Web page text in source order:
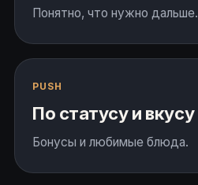
Понятно, что нужно дальше.
PUSH
По статусу и вкусу
Бонусы и любимые блюда.